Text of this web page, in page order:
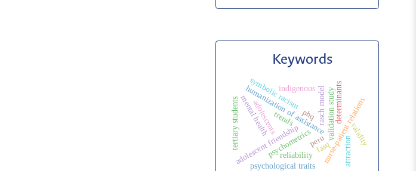
Keywords
psychometrics
humanization of assistancevalidation study
nurse-patient relations
adolescent friendship fasq
rasch model
phq
validity
reliability
adolescents
mental health
tertiary students determinants
trends
symbolic racism
indigenous
peru
psychological traits attraction